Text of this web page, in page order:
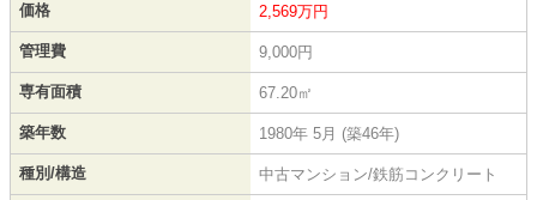
価格 2,569万円
管理費 9,000円
専有面積 67.20㎡
築年数 1980年 5月 (築46年)
種別/構造 中古マンション/鉄筋コンクリート